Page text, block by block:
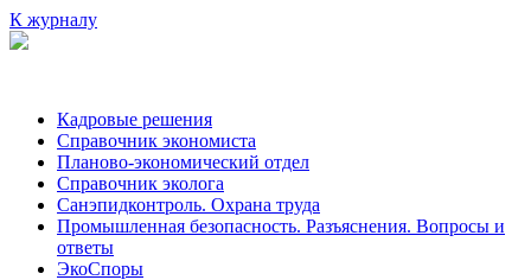
К журналу
Кадровые решения
Справочник экономиста
Планово-экономический отдел
Справочник эколога
Санэпидконтроль. Охрана труда
Промышленная безопасность. Разъяснения. Вопросы и
ответы
ЭкоСпоры